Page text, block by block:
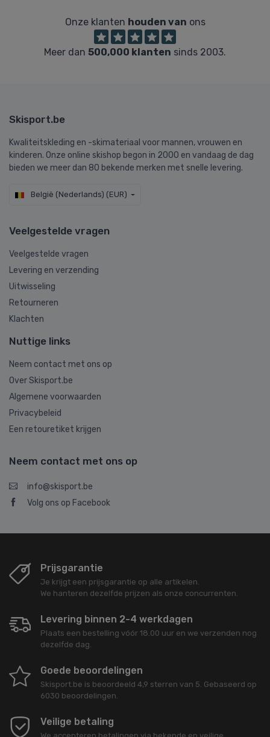
Onze klanten houden van ons
Meer dan 500,000 klanten sinds 2003.
Skisport.be
Kwaliteitskleding en -skimateriaal voor mannen, vrouwen en
kinderen. Onze online skishop begon in 2000 en vandaag de dag
bieden we meer dan 80 bekende merken met snelle levering.
België (Nederlands) (EUR)
Veelgestelde vragen
Veelgestelde vragen
Levering en verzending
Uitwisseling
Retourneren
Klachten
Nuttige links
Neem contact met ons op
Over Skisport.be
Algemene voorwaarden
Privacybeleid
Een retouretiket krijgen
Neem contact met ons op
info@skisport.be
Volg ons op Facebook
Prijsgarantie
Je krijgt een prijsgarantie op alle artikelen.
We hanteren dezelfde prijzen als onze concurrenten.
Levering binnen 2-4 werkdagen
Plaats een bestelling vóór 18.00 uur en we verzenden nog
dezelfde dag.
Goede beoordelingen
Skisport.be is beoordeeld 4,9 sterren van 5. Gebaseerd op
6030 beoordelingen.
Veilige betaling